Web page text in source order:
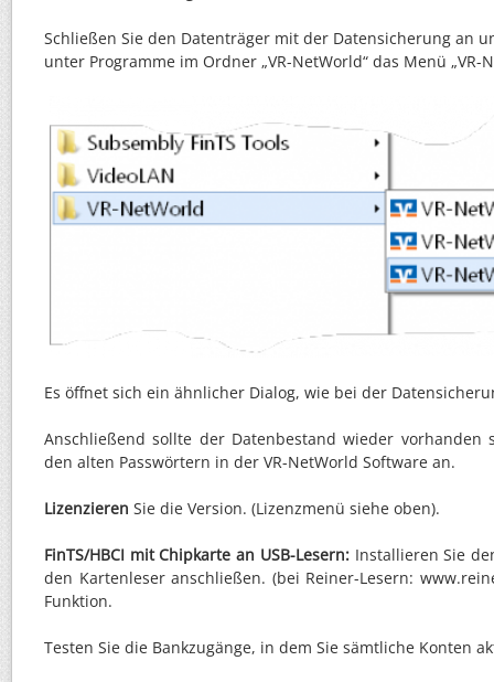
Schließen Sie den Datenträger mit der Datensicherung an
unter Programme im Ordner „VR-NetWorld“ das Menü „VR-
Es öffnet sich ein ähnlicher Dialog, wie bei der
Anschließend sollte der Datenbestand wieder vorhanden
den alten Passwörtern in der VR-NetWorld Software an.
Lizenzieren Sie die Version. (Lizenzmenü siehe oben).
FinTS/HBCI mit Chipkarte an USB-Lesern:Installieren Sie
den Kartenleser anschließen. (bei Reiner-Lesern:
Funktion.
Testen Sie die Bankzugänge, in dem Sie sämtliche Konten